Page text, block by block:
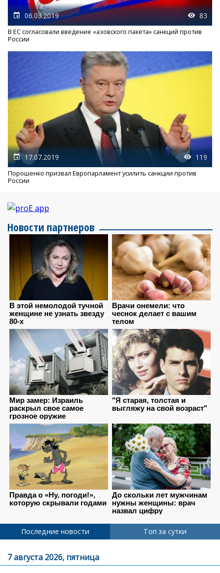
06.03.2019 83
В ЕС согласовали введение «азовского пакета» санкций против
России
17.07.2019 119
Порошенко призвал Европарламент усилить санкции против
России
Новости партнеров
Последние новости Топ за сутки
7 августа 2026, пятница